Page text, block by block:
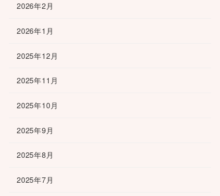
2026年2月
2026年1月
2025年12月
2025年11月
2025年10月
2025年9月
2025年8月
2025年7月